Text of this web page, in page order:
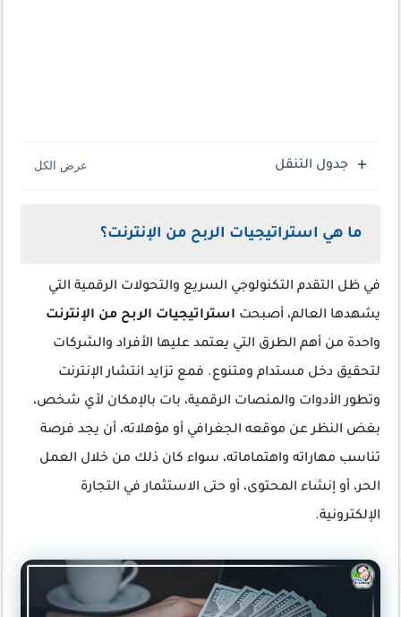
جدول التنقل
ما هي استراتيجيات الربح من الإنترنت؟
في ظل التقدم التكنولوجي السريع والتحولات الرقمية التي
يشهدها العالم، أصبحت استراتيجيات الربح من الإنترنت
واحدة من أهم الطرق التي يعتمد عليها الأفراد والشركات
لتحقيق دخل مستدام ومتنوع. فمع تزايد انتشار الإنترنت
وتطور الأدوات والمنصات الرقمية، بات بالإمكان لأي شخص،
بغض النظر عن موقعه الجغرافي أو مؤهلاته، أن يجد فرصة
تناسب مهاراته واهتماماته، سواء كان ذلك من خلال العمل
الحر، أو إنشاء المحتوى، أو حتى الاستثمار في التجارة
الإلكترونية.